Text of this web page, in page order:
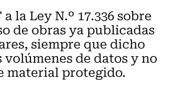
la Ley N.º 17.336 sobre
de obras ya publicadas
siempre que dicho
de datos y no
material protegido.